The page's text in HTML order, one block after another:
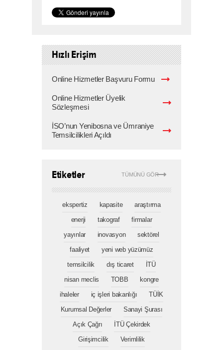
Hızlı Erişim
Online Hizmetler Başvuru Formu
Online Hizmetler Üyelik
Sözleşmesi
İSO’nun Yenibosna ve Ümraniye
Temsilcilikleri Açıldı
TÜMÜNÜ GÖR
Etiketler
ekspertiz kapasite
araştırma
enerji
takograf
firmalar
yayınlar
inovasyon
sektörel
faaliyet
yeni web yüzümüz
temsilcilik
dış ticaret
İTÜ
nisan meclis
TOBB
kongre
ihaleler
iç işleri bakanlığı
TÜİK
Kurumsal Değerler
Sanayi Şurası
Açık Çağrı
İTÜ Çekirdek
Girişimcilik
Verimlilik